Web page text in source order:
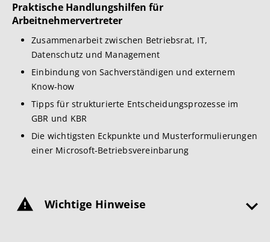
Praktische Handlungshilfen für
Arbeitnehmervertreter
Zusammenarbeit zwischen Betriebsrat, IT,
Datenschutz und Management
Einbindung von Sachverständigen und externem
Know-how
Tipps für strukturierte Entscheidungsprozesse im
GBR und KBR
Die wichtigsten Eckpunkte und Musterformulierungen
einer Microsoft-Betriebsvereinbarung
Wichtige Hinweise